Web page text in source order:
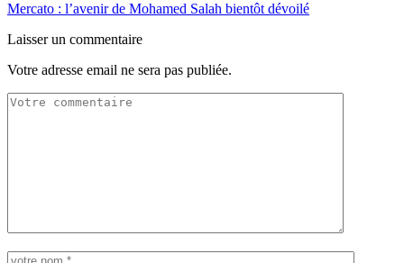
Mercato : l’avenir de Mohamed Salah bientôt dévoilé
Laisser un commentaire
Votre adresse email ne sera pas publiée.